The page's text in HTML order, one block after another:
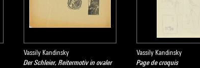
Vassily Kandinsky
Der Schleier, Reitermotiv in ovaler
Vassily Kandinsky
Page de croquis